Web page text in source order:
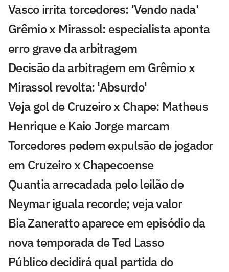
Vasco irrita torcedores: 'Vendo nada'
Grêmio x Mirassol: especialista aponta
erro grave da arbitragem
Decisão da arbitragem em Grêmio x
Mirassol revolta: 'Absurdo'
Veja gol de Cruzeiro x Chape: Matheus
Henrique e Kaio Jorge marcam
Torcedores pedem expulsão de jogador
em Cruzeiro x Chapecoense
Quantia arrecadada pelo leilão de
Neymar iguala recorde; veja valor
Bia Zaneratto aparece em episódio da
nova temporada de Ted Lasso
Público decidirá qual partida do